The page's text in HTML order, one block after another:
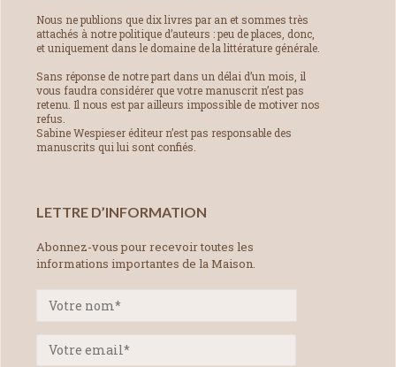
Nous ne publions que dix livres par an et sommes très
attachés à notre politique d’auteurs : peu de places, donc,
et uniquement dans le domaine de la littérature générale.
Sans réponse de notre part dans un délai d’un mois, il
vous faudra considérer que votre manuscrit n’est pas
retenu. Il nous est par ailleurs impossible de motiver nos
refus.
Sabine Wespieser éditeur n’est pas responsable des
manuscrits qui lui sont confiés.
LETTRE D’INFORMATION
Abonnez-vous pour recevoir toutes les
informations importantes de la Maison.